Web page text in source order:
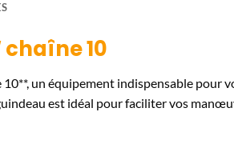
10
un équipement indispensable pour
est idéal pour faciliter vos